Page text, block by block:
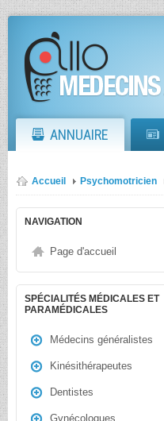
ANNUAIRE
Accueil Psychomotricien
NAVIGATION
Page d'accueil
SPÉCIALITÉS MÉDICALES ET
PARAMÉDICALES
Médecins généralistes
Kinésithérapeutes
Dentistes
Gynécologues